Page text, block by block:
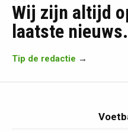
Wij zijn altijd
laatste nieuws.
Tip de redactie →